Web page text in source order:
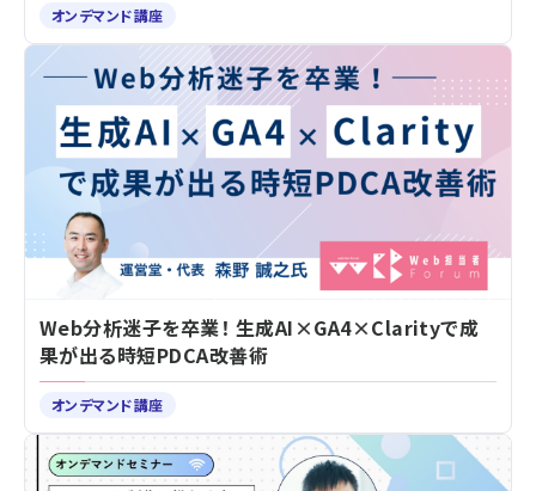
オンデマンド講座
Web分析迷子を卒業！ 生成AI×GA4×Clarityで成
果が出る時短PDCA改善術
オンデマンド講座